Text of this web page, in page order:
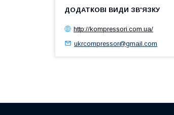
http://kompressori.com.ua/
ukrcompressor@gmail.com